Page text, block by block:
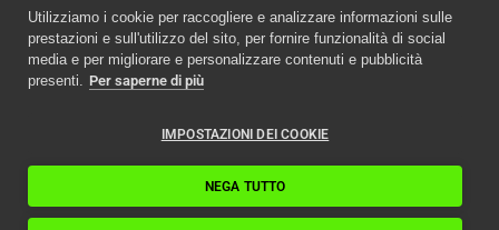
Utilizziamo i cookie per raccogliere e analizzare informazioni sulle
prestazioni e sull'utilizzo del sito, per fornire funzionalità di social
media e per migliorare e personalizzare contenuti e pubblicità
presenti. Per saperne di più
IMPOSTAZIONI DEI COOKIE
NEGA TUTTO